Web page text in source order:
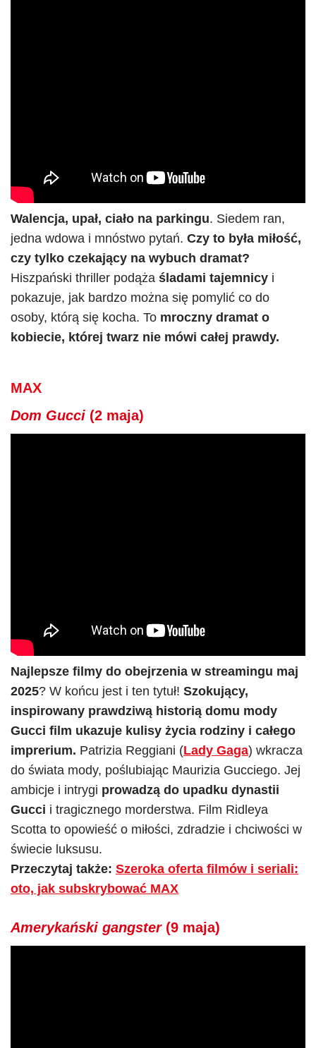
Walencja, upał, ciało na parkingu. Siedem ran,
jedna wdowa i mnóstwo pytań. Czy to była miłość,
czy tylko czekający na wybuch dramat?
Hiszpański thriller podąża śladami tajemnicy i
pokazuje, jak bardzo można się pomylić co do
osoby, którą się kocha. To mroczny dramat o
kobiecie, której twarz nie mówi całej prawdy.
MAX
Dom Gucci (2 maja)
Najlepsze filmy do obejrzenia w streamingu maj
2025? W końcu jest i ten tytuł! Szokujący,
inspirowany prawdziwą historią domu mody
Gucci film ukazuje kulisy życia rodziny i całego
imprerium. Patrizia Reggiani (Lady Gaga) wkracza
do świata mody, poślubiając Maurizia Gucciego. Jej
ambicje i intrygi prowadzą do upadku dynastii
Gucci i tragicznego morderstwa. Film Ridleya
Scotta to opowieść o miłości, zdradzie i chciwości w
świecie luksusu.
Przeczytaj także: Szeroka oferta filmów i seriali:
oto, jak subskrybować MAX
Amerykański gangster(9 maja)